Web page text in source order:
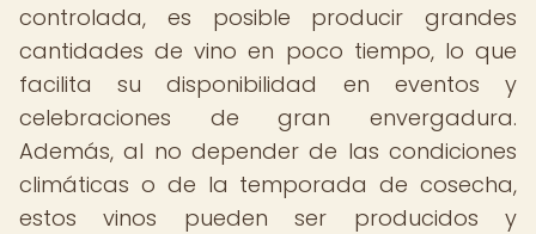
controlada, es posible producir grandes
cantidades de vino en poco tiempo, lo que
facilita su disponibilidad en eventos y
celebraciones de gran envergadura.
Además, al no depender de las condiciones
climáticas o de la temporada de cosecha,
estos vinos pueden ser producidos y